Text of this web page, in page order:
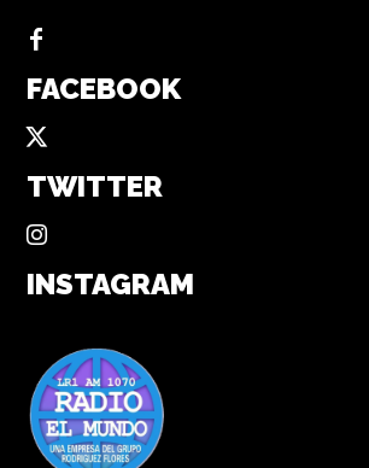
FACEBOOK
TWITTER
INSTAGRAM